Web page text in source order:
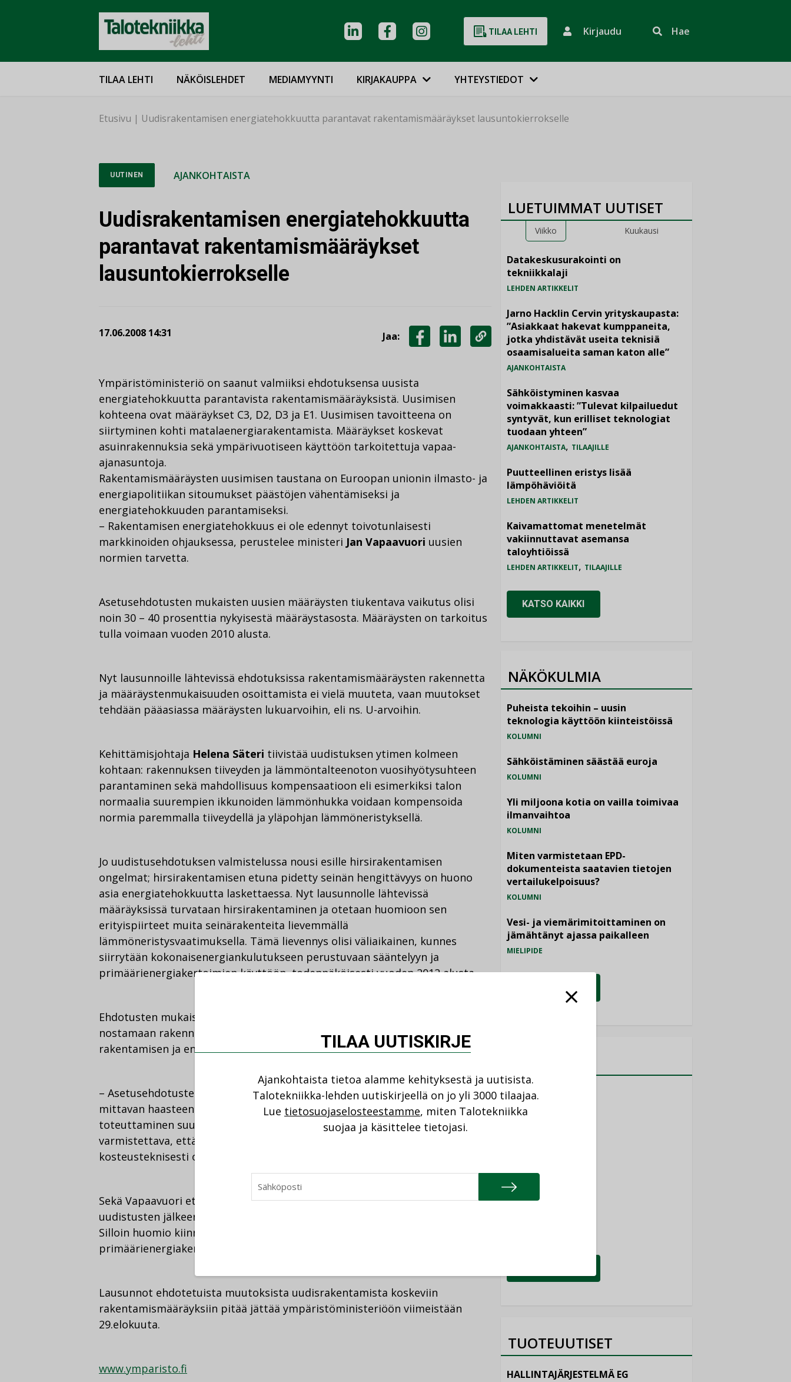
TILAA LEHTI Kirjaudu Hae
TILAA LEHTI NÄKÖISLEHDET MEDIAMYYNTI KIRJAKAUPPA YHTEYSTIEDOT
Etusivu | Uudisrakentamisen energiatehokkuutta parantavat rakentamismääräykset lausuntokierrokselle
UUTINEN AJANKOHTAISTA
Uudisrakentamisen energiatehokkuutta
parantavat rakentamismääräykset
lausuntokierrokselle
17.06.2008 14:31 Jaa:
LINKEDINISSÄ
KOPIOI
LINKKI
Ympäristöministeriö on saanut valmiiksi ehdotuksensa uusista
energiatehokkuutta parantavista rakentamismääräyksistä. Uusimisen
kohteena ovat määräykset C3, D2, D3 ja E1. Uusimisen tavoitteena on
siirtyminen kohti matalaenergiarakentamista. Määräykset koskevat
asuinrakennuksia sekä ympärivuotiseen käyttöön tarkoitettuja vapaa-
ajanasuntoja.
Rakentamismääräysten uusimisen taustana on Euroopan unionin ilmasto- ja
energiapolitiikan sitoumukset päästöjen vähentämiseksi ja
energiatehokkuuden parantamiseksi.
– Rakentamisen energiatehokkuus ei ole edennyt toivotunlaisesti
markkinoiden ohjauksessa, perustelee ministeri Jan Vapaavuori uusien
normien tarvetta.
Asetusehdotusten mukaisten uusien määräysten tiukentava vaikutus olisi
noin 30 – 40 prosenttia nykyisestä määräystasosta. Määräysten on tarkoitus
tulla voimaan vuoden 2010 alusta.
Nyt lausunnoille lähtevissä ehdotuksissa rakentamismääräysten rakennetta
ja määräystenmukaisuuden osoittamista ei vielä muuteta, vaan muutokset
tehdään pääasiassa määräysten lukuarvoihin, eli ns. U-arvoihin.
Kehittämisjohtaja Helena Säteri tiivistää uudistuksen ytimen kolmeen
kohtaan: rakennuksen tiiveyden ja lämmöntalteenoton vuosihyötysuhteen
parantaminen sekä mahdollisuus kompensaatioon eli esimerkiksi talon
normaalia suurempien ikkunoiden lämmönhukka voidaan kompensoida
normia paremmalla tiiveydellä ja yläpohjan lämmöneristyksellä.
Jo uudistusehdotuksen valmistelussa nousi esille hirsirakentamisen
ongelmat; hirsirakentamisen etuna pidetty seinän hengittävyys on huono
asia energiatehokkuutta laskettaessa. Nyt lausunnolle lähtevissä
määräyksissä turvataan hirsirakentaminen ja otetaan huomioon sen
erityispiirteet muita seinärakenteita lievemmällä
lämmöneristysvaatimuksella. Tämä lievennys olisi väliaikainen, kunnes
siirrytään kokonaisenergiankulutukseen perustuvaan sääntelyyn ja
primäärienergiakertoimien käyttöön, todennäköisesti vuoden 2012 alusta.
Ehdotusten mukaiset määräykset tulisivat alustavien arvioiden mukaan
nostamaan rakennuskustannuksia 2 – 6 prosenttia. Arvio perustuu
rakentamisen ja energian nykyhintoihin.
– Asetusehdotusten vaatimukset asettavat rakennusalan toimijoille
mittavan haasteen. Pelkkä energiatehokkuuden tai kustannustehokkuuden
toteuttaminen suunnittelussa ja rakentamisessa ei riitä, vaan on
varmistettava, että rakenteet ja suunnitteluratkaisut toimivat
kosteusteknisesti oikein, sanoo ministeri Vapaavuori.
Sekä Vapaavuori että Säteri muistuttavat, että nyt lausunnolla olevien
uudistusten jälkeen on tulossa seuraavat tiukennukset jo vuonna 2012.
Silloin huomio kiinnitetään kokonaisenergiankulutukseen ja
primäärienergiakertoimiin.
Lausunnot ehdotetuista muutoksista uudisrakentamista koskeviin
rakentamismääräyksiin pitää jättää ympäristöministeriöön viimeistään
29.elokuuta.
www.ymparisto.fi
LUETUIMMAT UUTISET
Viikko Kuukausi
Datakeskusurakointi on
tekniikkalaji
LEHDEN ARTIKKELIT
Jarno Hacklin Cervin yrityskaupasta:
”Asiakkaat hakevat kumppaneita,
jotka yhdistävät useita teknisiä
osaamisalueita saman katon alle”
AJANKOHTAISTA
Sähköistyminen kasvaa
voimakkaasti: ”Tulevat kilpailuedut
syntyvät, kun erilliset teknologiat
tuodaan yhteen”
AJANKOHTAISTA, TILAAJILLE
Puutteellinen eristys lisää
lämpöhäviöitä
LEHDEN ARTIKKELIT
Kaivamattomat menetelmät
vakiinnuttavat asemansa
taloyhtiöissä
LEHDEN ARTIKKELIT, TILAAJILLE
KATSO KAIKKI
NÄKÖKULMIA
Puheista tekoihin – uusin
teknologia käyttöön kiinteistöissä
KOLUMNI
Sähköistäminen säästää euroja
KOLUMNI
Yli miljoona kotia on vailla toimivaa
ilmanvaihtoa
KOLUMNI
Miten varmistetaan EPD-
dokumenteista saatavien tietojen
vertailukelpoisuus?
KOLUMNI
Vesi- ja viemärimitoittaminen on
jämähtänyt ajassa paikalleen
MIELIPIDE
Consti
NIMITYKSET
Granlund Oy
NIMITYKSET
TUOTEUUTISET
HALLINTAJÄRJESTELMÄ EG
TILAA UUTISKIRJE
Ajankohtaista tietoa alamme kehityksestä ja uutisista.
Talotekniikka-lehden uutiskirjeellä on jo yli 3000 tilaajaa.
Lue tietosuojaselosteestamme, miten Talotekniikka
suojaa ja käsittelee tietojasi.